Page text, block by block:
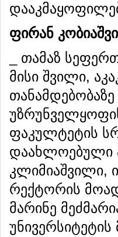
ფირან
_ თამაზ
მისი შვილი,
ფაკულტეტის
დაახლოებული
კლიმიაშვილი,
რექტორის
მარინე